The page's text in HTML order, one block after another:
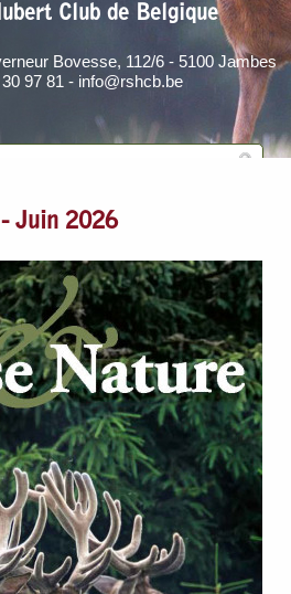
Club de Belgique
Bovesse, 112/6 - 5100 Jambes
97 81 - info@rshcb.be
Juin 2026